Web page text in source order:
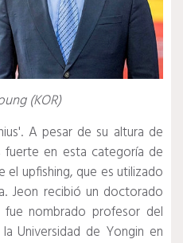
(KOR)
A pesar de su altura de
en esta categoría de
upfishing, que es utilizado
Jeon recibió un doctorado
nombrado profesor del
Universidad de Yongin en